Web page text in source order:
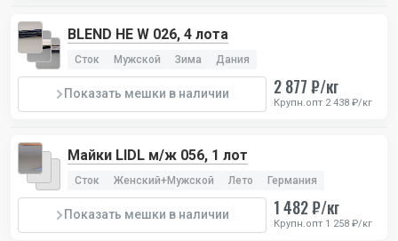
BLEND HE W 026, 4 лота
Сток Мужской Зима Дания
Показать мешки в наличии 2 877 ₽/кг
Крупн.опт 2 438 ₽/кг
Майки LIDL м/ж 056, 1 лот
Сток Женский+Мужской Лето Германия
Показать мешки в наличии 1 482 ₽/кг
Крупн.опт 1 258 ₽/кг